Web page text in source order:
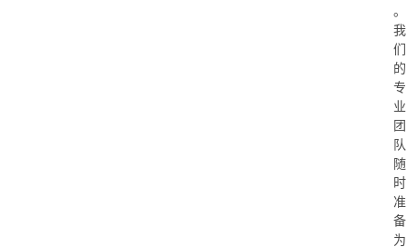
。
我
们
的
专
业
团
队
随
时
准
备
为